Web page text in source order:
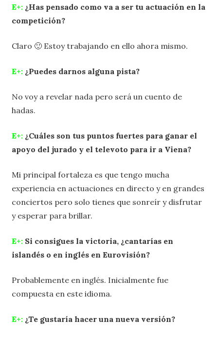
E+: ¿Has pensado como va a ser tu actuación en la
competición?
Claro 🙂 Estoy trabajando en ello ahora mismo.
E+: ¿Puedes darnos alguna pista?
No voy a revelar nada pero será un cuento de
hadas.
E+: ¿Cuáles son tus puntos fuertes para ganar el
apoyo del jurado y el televoto para ir a Viena?
Mi principal fortaleza es que tengo mucha
experiencia en actuaciones en directo y en grandes
conciertos pero solo tienes que sonreír y disfrutar
y esperar para brillar.
E+: Si consigues la victoria, ¿cantarías en
islandés o en inglés en Eurovisión?
Probablemente en inglés. Inicialmente fue
compuesta en este idioma.
E+: ¿Te gustaría hacer una nueva versión?